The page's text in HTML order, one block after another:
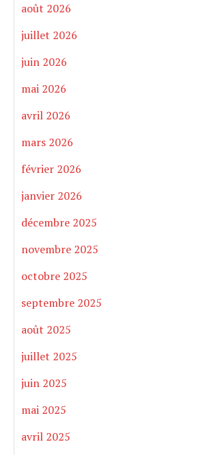
août 2026
juillet 2026
juin 2026
mai 2026
avril 2026
mars 2026
février 2026
janvier 2026
décembre 2025
novembre 2025
octobre 2025
septembre 2025
août 2025
juillet 2025
juin 2025
mai 2025
avril 2025